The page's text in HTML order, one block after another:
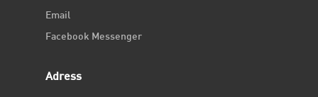
Email
Facebook Messenger
Adress